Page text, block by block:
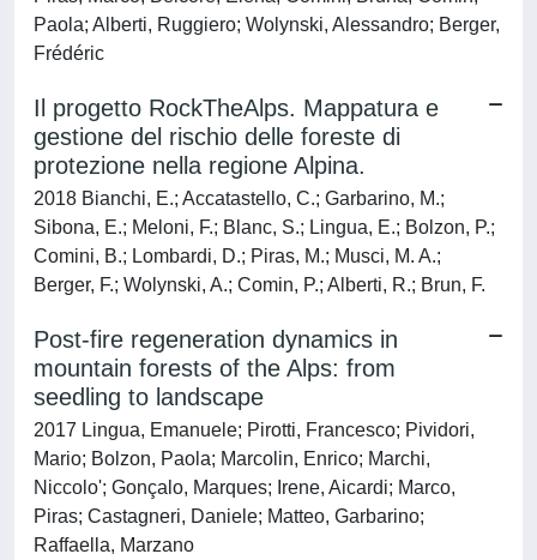
Paola; Alberti, Ruggiero; Wolynski, Alessandro; Berger,
Frédéric
Il progetto RockTheAlps. Mappatura e
gestione del rischio delle foreste di
protezione nella regione Alpina.
2018 Bianchi, E.; Accatastello, C.; Garbarino, M.;
Sibona, E.; Meloni, F.; Blanc, S.; Lingua, E.; Bolzon, P.;
Comini, B.; Lombardi, D.; Piras, M.; Musci, M. A.;
Berger, F.; Wolynski, A.; Comin, P.; Alberti, R.; Brun, F.
Post-fire regeneration dynamics in
mountain forests of the Alps: from
seedling to landscape
2017 Lingua, Emanuele; Pirotti, Francesco; Pividori,
Mario; Bolzon, Paola; Marcolin, Enrico; Marchi,
Niccolo'; Gonçalo, Marques; Irene, Aicardi; Marco,
Piras; Castagneri, Daniele; Matteo, Garbarino;
Raffaella, Marzano